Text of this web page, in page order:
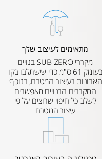
מתאימים לעיצוב שלך
מקררי SUB ZERO בנויים
בעומק 61 ס"מ כדי שישתלבו בקו
הארונות בעיצוב המטבח, בנוסף
המקררים הבנויים מאפשרים
לשלב כל חיפוי שרוצים על פי
עיצוב המטבח